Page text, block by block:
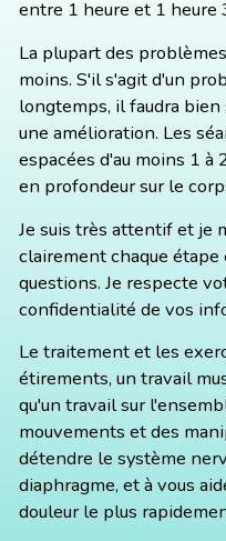
entre 1 heure et 1 heure
La plupart des
moins. S'il s'agit d'un
longtemps, il faudra
une amélioration. Les
espacées d'au moins 1 à
en profondeur sur le
Je suis très attentif et je
clairement chaque
questions. Je respecte
confidentialité de vos
Le traitement et les
étirements, un travail
qu'un travail sur
mouvements et des
détendre le système
diaphragme, et à vous
douleur le plus